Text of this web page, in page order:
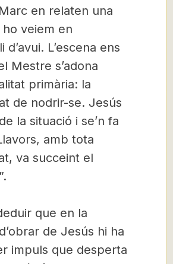
en relaten una
veiem en
d’avui. L’escena ens
Mestre s’adona
primària: la
de nodrir-se. Jesús
la situació i se’n fa
amb tota
va succeint el
que en la
de Jesús hi ha
impuls que desperta